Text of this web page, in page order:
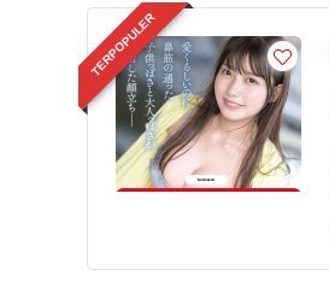
TERPOPULER